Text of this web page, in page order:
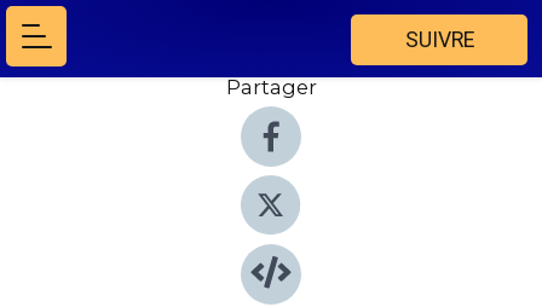
SUIVRE
Partager